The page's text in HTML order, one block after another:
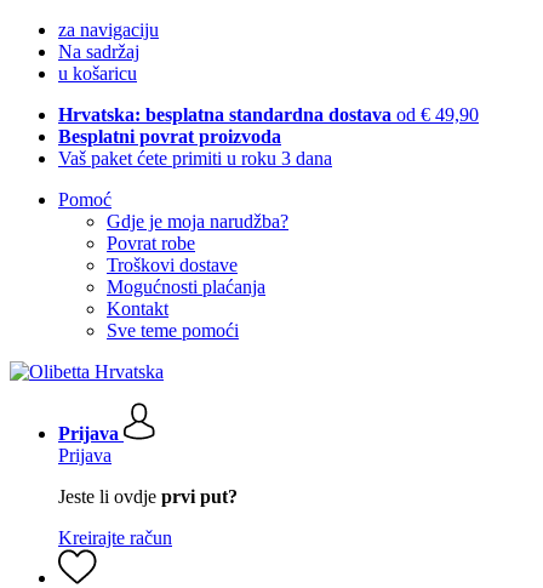
za navigaciju
Na sadržaj
u košaricu
Hrvatska: besplatna standardna dostava od € 49,90
Besplatni povrat proizvoda
Vaš paket ćete primiti u roku 3 dana
Pomoć
Gdje je moja narudžba?
Povrat robe
Troškovi dostave
Mogućnosti plaćanja
Kontakt
Sve teme pomoći
Prijava
Prijava
Jeste li ovdje prvi put?
Kreirajte račun